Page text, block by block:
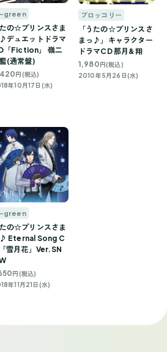
green
の☆プリンスさま
デュエットドラマ
「Fiction」 嶺二
(通常盤)
円(税込)
年10月17日(水)
ブロッコリー
「うたの☆プリンスさ
まっ♪」キャラクター
ドラマCD 那月&翔
1,980円(税込)
2010年5月26日(水)
green
の☆プリンスさま
Eternal Song C
雪月花」Ver.SN
円(税込)
年11月21日(水)